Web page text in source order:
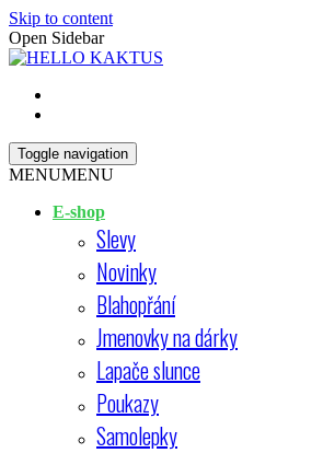
Skip to content
Open Sidebar
HELLO KAKTUS
Toggle navigation
MENUMENU
E-shop
Slevy
Novinky
Blahopřání
Jmenovky na dárky
Lapače slunce
Poukazy
Samolepky